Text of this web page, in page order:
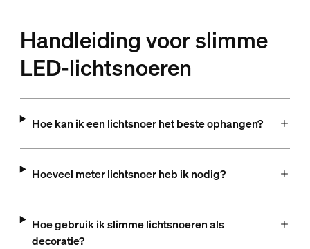
Handleiding voor slimme
LED-lichtsnoeren
Hoe kan ik een lichtsnoer het beste ophangen?
Hoeveel meter lichtsnoer heb ik nodig?
Hoe gebruik ik slimme lichtsnoeren als
decoratie?